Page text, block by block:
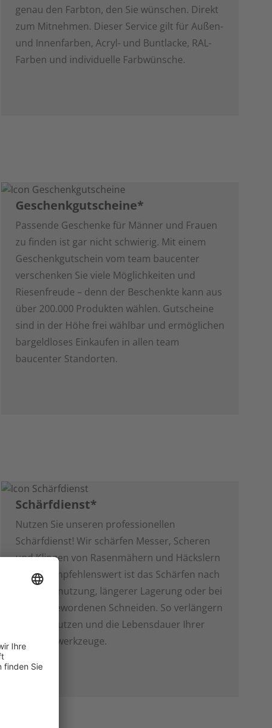
genau den Farbton, den Sie wünschen. Direkt
zum Mitnehmen. Dieser Service gilt für Außen-
und Innenfarben, Acryl- und Buntlacke, RAL-
Farben und individuelle Farbwünsche.
Geschenkgutscheine*
Passende Geschenke für Männer und Frauen
zu finden ist gar nicht schwierig. Mit einem
Geschenkgutschein vom team baucenter
verschenken Sie viele Möglichkeiten und
Riesenfreude – denn der Beschenkte kann aus
über 200.000 Produkten wählen. Gutscheine
sind in der Höhe frei wählbar und ermöglichen
bargeldloses Einkaufen in allen team
baucenter Standorten.
Schärfdienst*
Nutzen Sie unseren professionellen
Schärfdienst! Wir schärfen Messer, Scheren
und Klingen von Rasenmähern und Häckslern
für Sie. Empfehlenswert ist das Schärfen nach
langer Benutzung, längerer Lagerung oder bei
stumpf gewordenen Schneiden. So verlängern
Sie den Nutzen und die Lebensdauer Ihrer
Schneidewerkzeuge.